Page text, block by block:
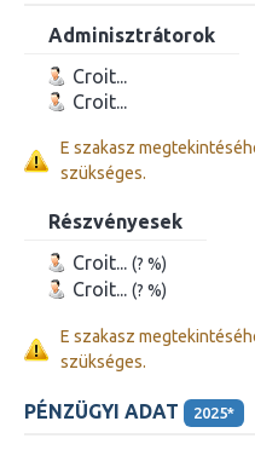
Adminisztrátorok
Croit...
Croit...
E szakasz
szükséges.
Részvényesek
Croit... (? %)
Croit... (? %)
E szakasz
szükséges.
PÉNZÜGYI ADAT 2025*